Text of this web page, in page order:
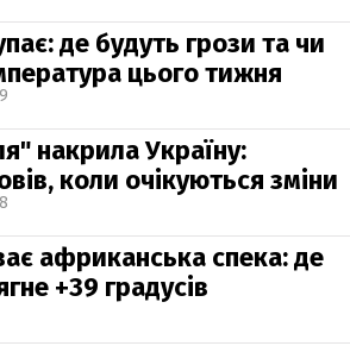
де будуть грози та чи
цього тижня
накрила Україну:
коли очікуються зміни
африканська спека: де
+39 градусів